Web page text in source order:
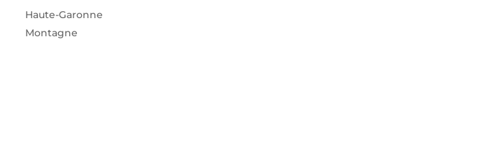
Haute-Garonne
Montagne